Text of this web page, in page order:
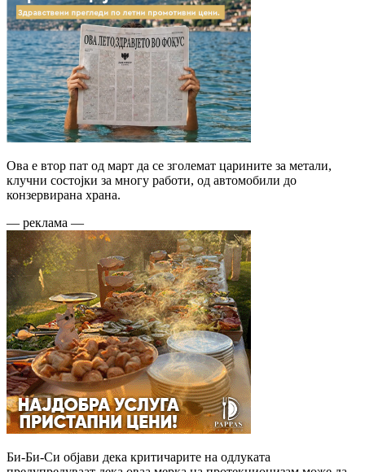
Ова е втор пат од март да се зголемат царините за метали,
клучни состојки за многу работи, од автомобили до
конзервирана храна.
— реклама —
Би-Би-Си објави дека критичарите на одлуката